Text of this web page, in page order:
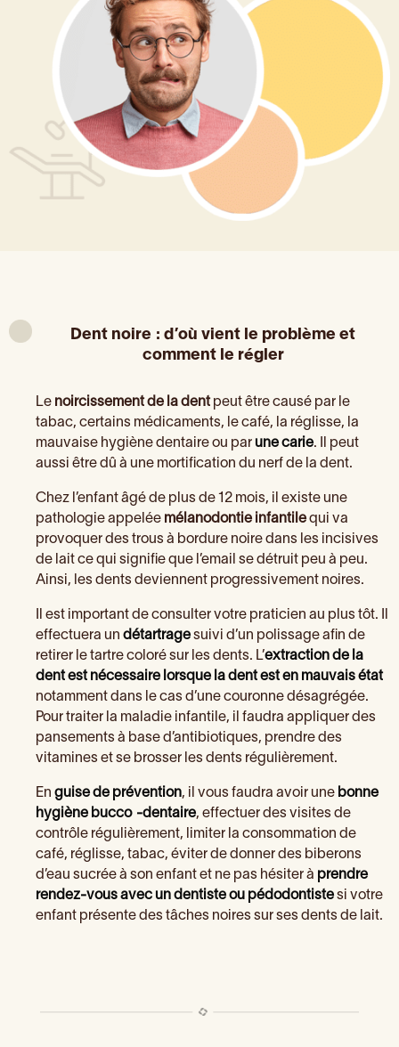
Dent noire : d’où vient le problème et
comment le régler
Le noircissement de la dentpeut être causé par le
tabac, certains médicaments, le café, la réglisse, la
mauvaise hygiène dentaire ou par une carie. Il peut
aussi être dû à une mortification du nerf de la dent.
Chez l’enfant âgé de plus de 12 mois, il existe une
pathologie appelée mélanodontie infantile qui va
provoquer des trous à bordure noire dans les incisives
de lait ce qui signifie que l’email se détruit peu à peu.
Ainsi, les dents deviennent progressivement noires.
Il est important de consulter votre praticien au plus tôt. Il
effectuera un détartrage suivi d’un polissage afin de
retirer le tartre coloré sur les dents. L’extraction de la
dent est nécessaire lorsque la dent est en mauvais état
notamment dans le cas d’une couronne désagrégée.
Pour traiter la maladie infantile, il faudra appliquer des
pansements à base d’antibiotiques, prendre des
vitamines et se brosser les dents régulièrement.
En guise de prévention, il vous faudra avoir une bonne
hygiène bucco -dentaire, effectuer des visites de
contrôle régulièrement, limiter la consommation de
café, réglisse, tabac, éviter de donner des biberons
d’eau sucrée à son enfant et ne pas hésiter à prendre
rendez-vous avec un dentiste ou pédodontiste si votre
enfant présente des tâches noires sur ses dents de lait.